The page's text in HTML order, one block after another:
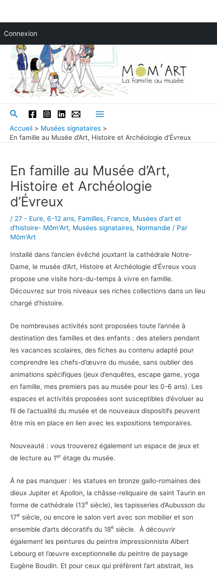
Connexion
contenu
Rechercher
Menu
Accueil
Musées signataires
En famille au Musée d’Art, Histoire et Archéologie d’Évreux
En famille au Musée d’Art,
Histoire et Archéologie
d’Évreux
/ 27 - Eure,6-12 ans, Familles, France, Musées d'art et
d'histoire- Môm'Art, Musées signataires, Normandie / Par
Môm'Art
Installé dans l’ancien évêché jouxtant la cathédrale Notre-
Dame, le musée d’Art, Histoire et Archéologie d’Évreux vous
propose une visite hors-du-temps à vivre en famille.
Découvrez sur trois niveaux ses riches collections dans un lieu
chargé d’histoire.
De nombreuses activités sont proposées toute l’année à
destination des familles et des enfants : des ateliers pendant
les vacances scolaires, des fiches au contenu adapté pour
comprendre les chefs-d’œuvre du musée, sans oublier des
animations spécifiques (jeux d’enquêtes, escape game, yoga
en famille, mes premiers pas au musée pour les 0-6 ans). Les
espaces et activités proposées sont susceptibles d’évoluer au
fil de l’actualité du musée et de nouveaux dispositifs peuvent
être mis en place en lien avec les expositions temporaires.
Nouveauté : vous trouverez également un espace de jeux et
de lecture au 1er étage du musée.
À ne pas manquer : les statues en bronze gallo-romaines des
dieux Jupiter et Apollon, la châsse-reliquaire de saint Taurin en
forme de cathédrale (13e siècle), les tapisseries d’Aubusson du
17e siècle, ou encore le salon vert avec son mobilier et son
ensemble d’arts décoratifs du 18e siècle. À découvrir
également les peintures du peintre impressionniste Albert
Lebourg et l’œuvre exceptionnelle du peintre de paysage
Eugène Boudin. Et pour ceux qui préfèrent l’art abstrait, les